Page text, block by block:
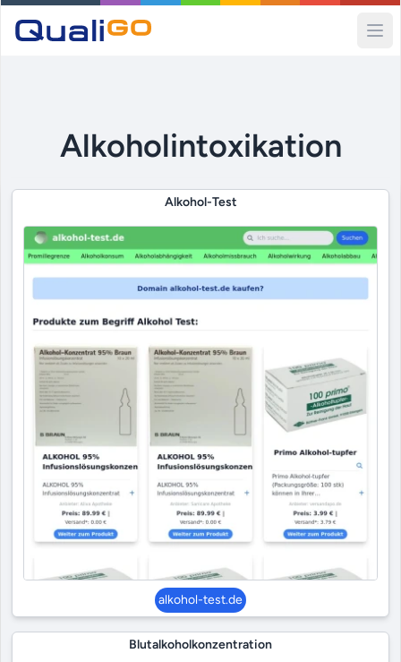
Alkoholintoxikation
Alkohol-Test
alkohol-test.de
Blutalkoholkonzentration